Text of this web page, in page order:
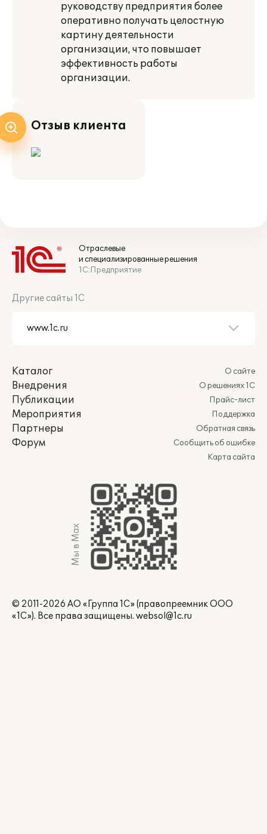
руководству предприятия более
оперативно получать целостную
картину деятельности
организации, что повышает
эффективность работы
организации.
Отзыв клиента
Отраслевые
и специализированные решения
1С:Предприятие
Другие сайты 1С
Каталог
Внедрения
Публикации
Мероприятия
Партнеры
Форум
О сайте
О решениях 1С
Прайс-лист
Поддержка
Обратная связь
Сообщить об ошибке
Карта сайта
Мы в Max
© 2011-2026 АО «Группа 1С» (правопреемник ООО
«1С»). Все права защищены. websol@1c.ru